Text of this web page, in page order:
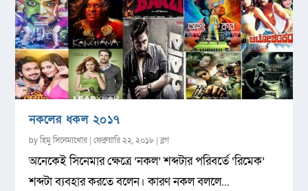
নকলের ধকল ২০১৭
byহিমু সিনেমাখোর |ফেব্রুয়ারি ২২, ২০১৮ |ব্লগ
অনেকেই সিনেমার ক্ষেত্রে ‘নকল’ শব্দটার পরিবর্তে ‘রিমেক’
শব্দটা ব্যবহার করতে বলেন। কারণ নকল বললে...